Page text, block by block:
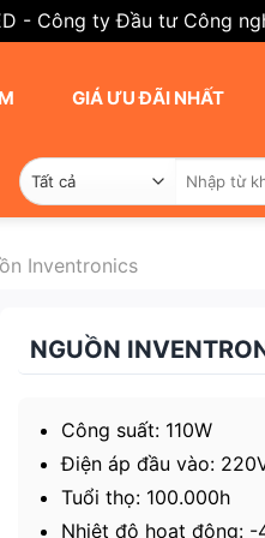
- Công ty Đầu tư Công
GIÁ ƯU ĐÃI NHẤT
kiếm:
Inventronics
NGUỒN
Công suất: 110W
Điện áp đầu vào:
Tuổi thọ: 100.000h
Nhiệt độ hoạt động: -